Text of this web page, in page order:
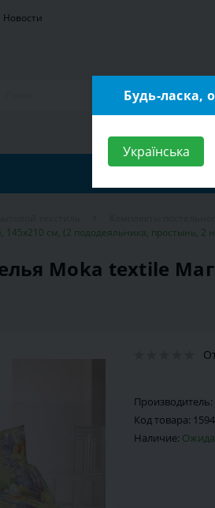
Новости
см, (2 пододеяльника, простынь, 2
Moka textile
Производитель:
Код товара:
Наличие:
Будь-ласка,
Українська